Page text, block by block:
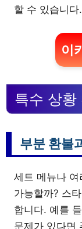
할 수 있습니다.
이
특수 상황
부분 환불
세트 메뉴나
가능할까? 스
합니다. 예를
문제가 있다면